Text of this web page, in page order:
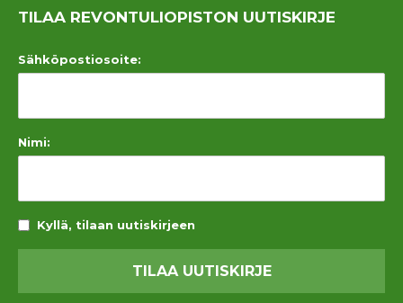
TILAA REVONTULIOPISTON UUTISKIRJE
Sähköpostiosoite:
Nimi:
Kyllä, tilaan uutiskirjeen